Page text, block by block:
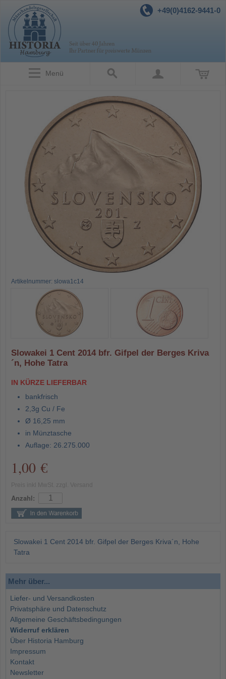
+49(0)4162-9441-0
Menü
Artikelnummer: slowa1c14
Slowakei 1 Cent 2014 bfr. Gifpel der Berges Kriva
´n, Hohe Tatra
IN KÜRZE LIEFERBAR
bankfrisch
2,3g Cu / Fe
Ø 16,25 mm
in Münztasche
Auflage: 26.275.000
1,00 €
Anzahl:
Slowakei 1 Cent 2014 bfr. Gifpel der Berges Kriva´n, Hohe
Tatra
Mehr über...
Liefer- und Versandkosten
Privatsphäre und Datenschutz
Allgemeine Geschäftsbedingungen
Widerruf erklären
Über Historia Hamburg
Impressum
Kontakt
Newsletter